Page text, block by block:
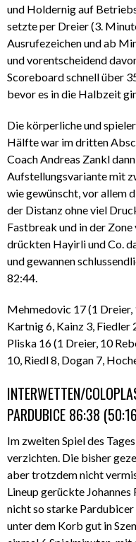
und Holdernig auf
setzte per Dreier (3.
Ausrufezeichen und ab
und vorentscheidend
Scoreboard schnell über
bevor es in die Halbzeit
Die körperliche und
Hälfte war im dritten
Coach Andreas Zankl
Aufstellungsvariante mit
wie gewünscht, vor allem
der Distanz ohne viel
Fastbreak und in der
drückten Hayirli und Co.
und gewannen
82:44.
Mehmedovic 17 (1
Kartnig 6, Kainz 3,
Pliska 16 (1 Dreier, 10
10, Riedl 8, Dogan 7,
INTERWETTEN/
PARDUBICE 86:38
Im zweiten Spiel des
verzichten. Die bisher
aber trotzdem nicht
Lineup gerückte
nicht so starke
unter dem Korb gut in